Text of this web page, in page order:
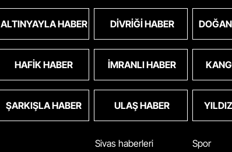
ALTINYAYLA HABER DIVRIĞI HABER
HAFIK HABER İMRANLI HABER
ŞARKIŞLA HABER ULAŞ HABER
Sivas haberleri Spor